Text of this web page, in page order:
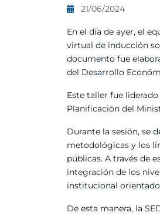
21/06/2024
En el día de ayer, el
virtual de inducción
documento fue
del Desarrollo
Este taller fue
Planificación del
Durante la sesión, se
metodológicas y los
públicas. A través de
integración de los
institucional
De esta manera, la